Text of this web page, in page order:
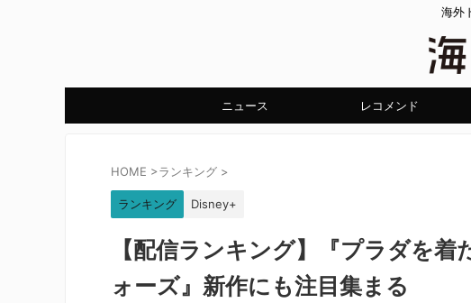
海外
ニュース レコメンド
HOME >ランキング >
ランキング Disney+
【配信ランキング】『プラダを
ォーズ』新作にも注目集まる